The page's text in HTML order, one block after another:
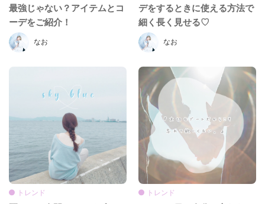
なお
最強じゃない？アイテムとコ
ーデをご紹介！
なお
デをするときに使える方法で
細く長く見せる♡
トレンド トレンド